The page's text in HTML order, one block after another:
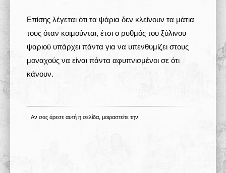
Επίσης λέγεται ότι τα ψάρια δεν κλείνουν τα μάτια
τους όταν κοιμούνται, έτσι ο ρυθμός του ξύλινου
ψαριού υπάρχει πάντα για να υπενθυμίζει στους
μοναχούς να είναι πάντα αφυπνισμένοι σε ότι
κάνουν.
Αν σας άρεσε αυτή η σελίδα, μοιραστείτε την!